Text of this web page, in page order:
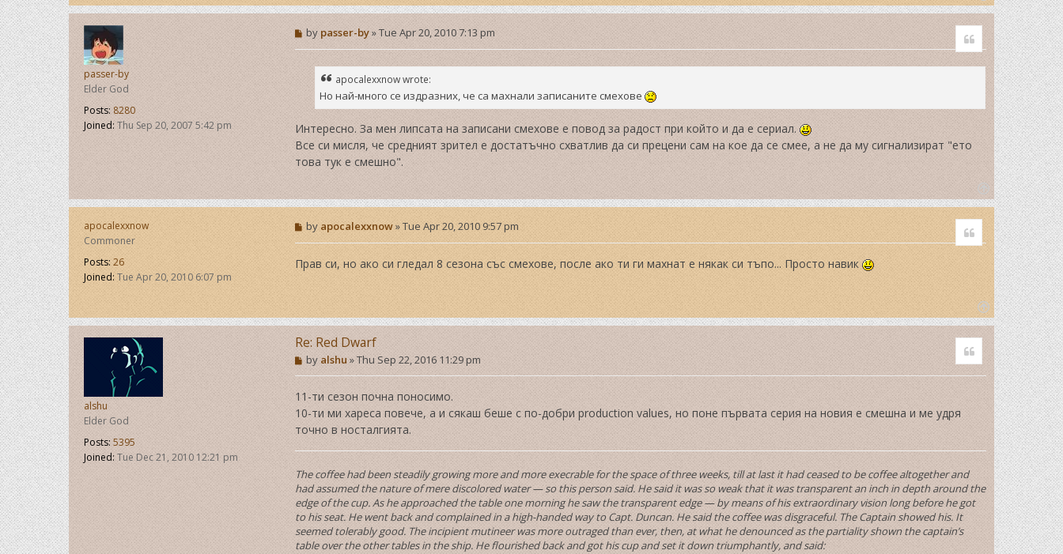
T
o
p
passer-by
Elder God
Posts: 8280
Joined:Thu Sep 20, 2007 5:42 pm
Quote
P
o
s
t
bypasser-by»Tue Apr 20, 2010 7:13 pm
apocalexxnow wrote:
Но най-много се издразних, че са махнали записаните смехове
Интересно. За мен липсата на записани смехове е повод за радост при който и да е сериал.
Все си мисля, че средният зрител е достатъчно схватлив да си прецени сам на кое да се смее, а не да му сигнализират "ето
това тук е смешно".
T
o
p
apocalexxnow
Commoner
Posts: 26
Joined:Tue Apr 20, 2010 6:07 pm
Quote
P
o
s
t
byapocalexxnow»Tue Apr 20, 2010 9:57 pm
Прав си, но ако си гледал 8 сезона със смехове, после ако ти ги махнат е някак си тъпо... Просто навик
T
o
p
alshu
Elder God
Posts: 5395
Joined:Tue Dec 21, 2010 12:21 pm
Re: Red Dwarf
Quote
P
o
s
t
byalshu»Thu Sep 22, 2016 11:29 pm
11-ти сезон почна поносимо.
10-ти ми хареса повече, а и сякаш беше с по-добри production values, но поне първата серия на новия е смешна и ме удря
точно в носталгията.
The coffee had been steadily growing more and more execrable for the space of three weeks, till at last it had ceased to be coffee altogether and
had assumed the nature of mere discolored water — so this person said. He said it was so weak that it was transparent an inch in depth around the
edge of the cup. As he approached the table one morning he saw the transparent edge — by means of his extraordinary vision long before he got
to his seat. He went back and complained in a high-handed way to Capt. Duncan. He said the coffee was disgraceful. The Captain showed his. It
seemed tolerably good. The incipient mutineer was more outraged than ever, then, at what he denounced as the partiality shown the captain’s
table over the other tables in the ship. He flourished back and got his cup and set it down triumphantly, and said: